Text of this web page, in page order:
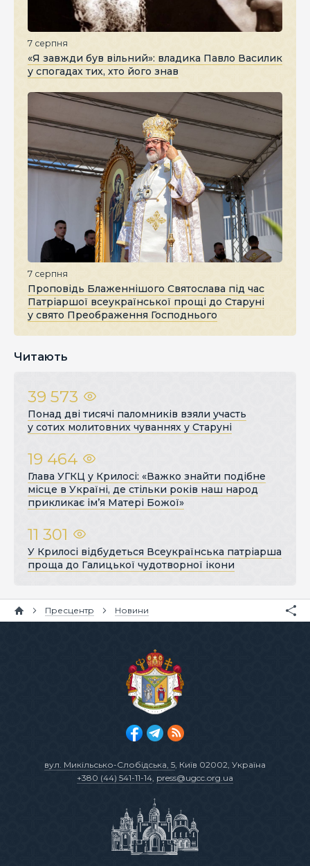
7 серпня
«Я завжди був вільний»: владика Павло Василик
у спогадах тих, хто його знав
7 серпня
Проповідь Блаженнішого Святослава під час
Патріаршої всеукраїнської прощі до Старуні
у свято Преображення Господнього
Читають
39 573
Понад дві тисячі паломників взяли участь
у сотих молитовних чуваннях у Старуні
19 464
Глава УГКЦ у Крилосі: «Важко знайти подібне
місце в Україні, де стільки років наш народ
прикликає ім’я Матері Божої»
11 301
У Крилосі відбудеться Всеукраїнська патріарша
проща до Галицької чудотворної ікони
Пресцентр Новини
вул. Микільсько-Слобідська, 5, Київ 02002, Україна
+380 (44) 541-11-14, press@ugcc.org.ua